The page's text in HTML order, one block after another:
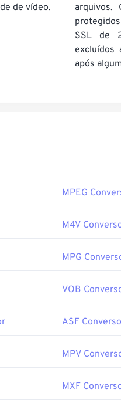
de vídeo.
arquivos.
SSL de
excluídos
após
MPEG
M4V
MPG
VOB
ASF
MPV
MXF